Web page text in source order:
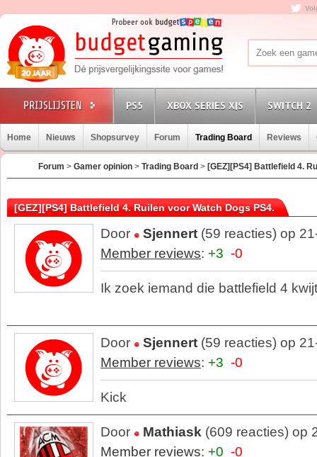
PS5 XBOX SERIES X|S SWITCH 2
Home Nieuws Shopsurvey Forum Trading Board Reviews
Forum >Gamer opinion >Trading Board > [GEZ][PS4] Battlefield 4.
[GEZ][PS4] Battlefield 4. Ruilen voor Watch Dogs PS4.
Door Sjennert (59 reacties) op
Member reviews: +3 -0
Ik zoek iemand die battlefield 4
Door Sjennert (59 reacties) op
Member reviews: +3 -0
Kick
Door Mathiask (609 reacties) op
Member reviews: +0 -0